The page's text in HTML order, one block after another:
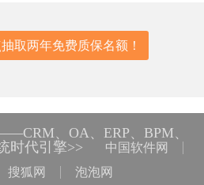
取两年免费质保名额！
、OA、ERP、BPM、
时代引擎>>
中国软件网
搜狐网 泡泡网